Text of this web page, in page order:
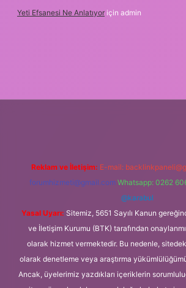
Yeti Efsanesi Ne Anlatıyor için admin
Reklam ve İletişim: E-mail:
forumhizmeti@gmail.com Whatsapp: 0262
@karabul
Yasal Uyarı: Sitemiz, 5651 Sayılı Kanun
ve İletişim Kurumu (BTK) tarafından
olarak hizmet vermektedir. Bu nedenle,
olarak denetleme veya araştırma
Ancak, üyelerimiz yazdıkları içeriklerin